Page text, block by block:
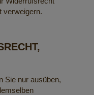
verweigern.
Sie nur ausüben,